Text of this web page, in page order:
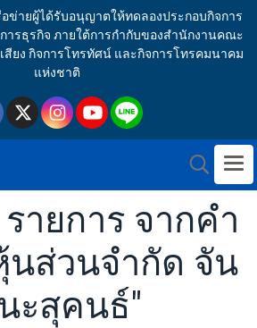
ข่ายผู้ได้รับอนุญาตให้ทดลองประกอบกิจการ
การธุรกิจ ภายใต้การกำกับของสำนักงานคณะ
สียง กิจการโทรทัศน์ และกิจการโทรคมนาคม
แห่งชาติ
ายการ จากคำ
นส่วนจำกัด จัน
ะสุคนธ์"